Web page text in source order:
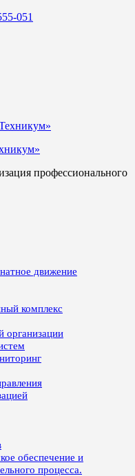
051
профессионального
движение
комплекс
организации
обеспечение и
процесса.